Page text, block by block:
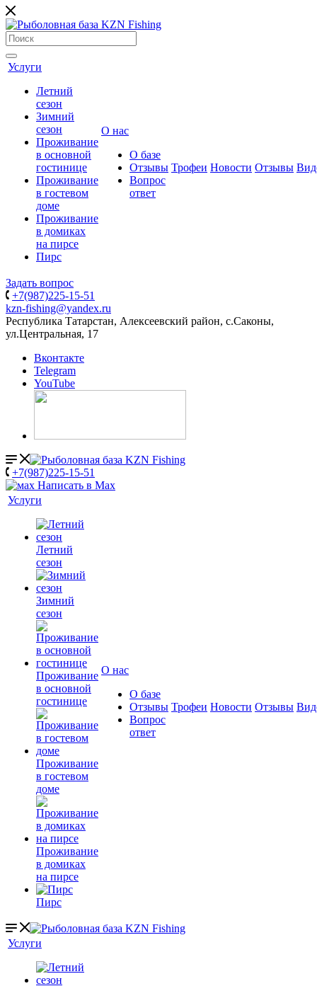
Услуги
Летний
сезон
Зимний
сезон
Проживание
в основной
гостинице
Проживание
в гостевом
доме
Проживание
в домиках
на пирсе
Пирс
О нас
О базе
Отзывы
Вопрос
ответ
Трофеи Новости Отзывы
Задать вопрос
+7(987)225-15-51
kzn-fishing@yandex.ru
Республика Татарстан, Алексеевский район, с.Саконы,
ул.Центральная, 17
Вконтакте
Telegram
YouTube
+7(987)225-15-51
Написать в Мах
Услуги
Летний
сезон
Зимний
сезон
Проживание
в основной
гостинице
Проживание
в гостевом
доме
Проживание
в домиках
на пирсе
Пирс
О нас
О базе
Отзывы
Вопрос
ответ
Трофеи Новости Отзывы
Услуги